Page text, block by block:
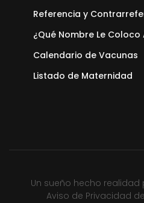
Referencia y
¿Qué Nombre Le Coloco
Calendario de Vacunas
Listado de Maternidad
Un sueño hecho realidad
Aviso de Privacidad